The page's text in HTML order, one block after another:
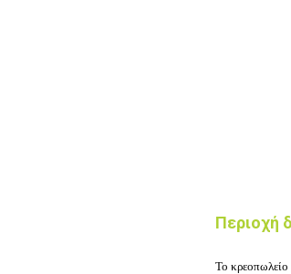
Περιοχή
Το κρεοπωλείο